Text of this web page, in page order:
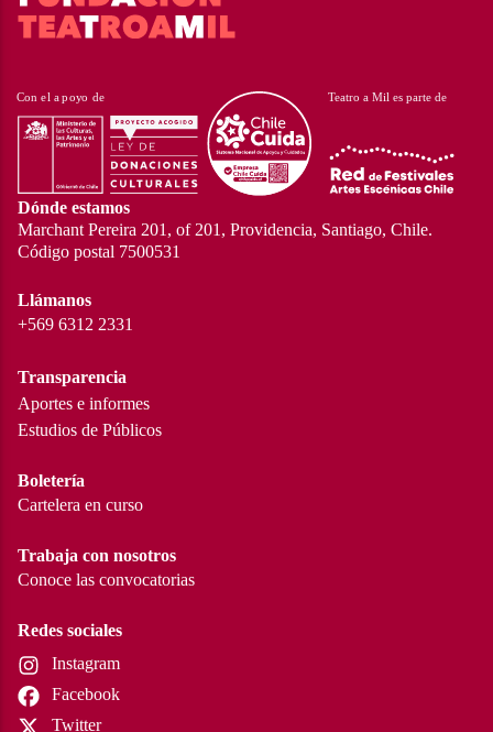
Dónde estamos
Marchant Pereira 201, of 201, Providencia, Santiago, Chile.
Código postal 7500531
Llámanos
+569 6312 2331
Transparencia
Aportes e informes
Estudios de Públicos
Boletería
Cartelera en curso
Trabaja con nosotros
Conoce las convocatorias
Redes sociales
Instagram
Facebook
Twitter